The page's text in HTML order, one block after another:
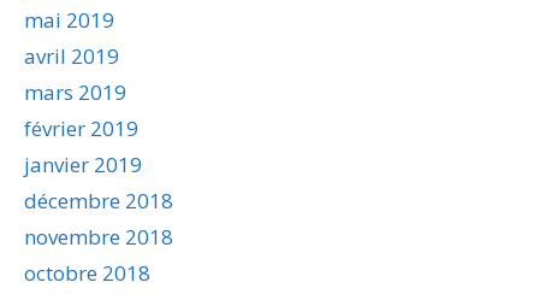
mai 2019
avril 2019
mars 2019
février 2019
janvier 2019
décembre 2018
novembre 2018
octobre 2018